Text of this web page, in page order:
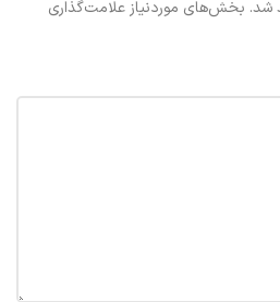
شد. بخش‌های موردنیاز علامت‌گذاری